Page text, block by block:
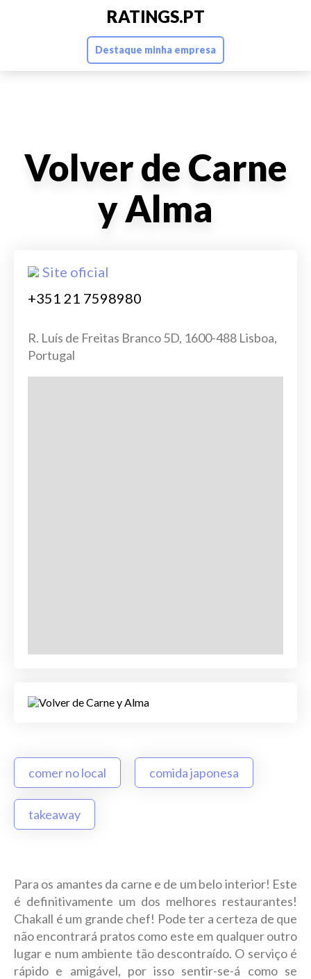
RATINGS.PT
Destaque minha empresa
Volver de Carne
y Alma
Site oficial
+351 21 7598980
R. Luís de Freitas Branco 5D, 1600-488 Lisboa,
Portugal
comer no local comida japonesa
takeaway
Para os amantes da carne e de um belo interior! Este
é definitivamente um dos melhores restaurantes!
Chakall é um grande chef! Pode ter a certeza de que
não encontrará pratos como este em qualquer outro
lugar e num ambiente tão descontraído. O serviço é
rápido e amigável, por isso sentir-se-á como se